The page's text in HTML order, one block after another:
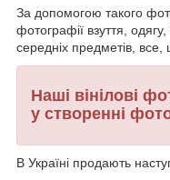
За допомогою такого
фотографії взуття, одягу,
середніх предметів,
Наші вінілові
у створенні
В Україні продають